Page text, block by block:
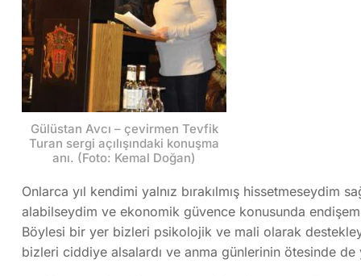
Gülüstan Avcı – çevirmen Tevfik
Turan sergi açılışındaki konuşma
anı. (Foto: Kemal Doğan)
Onlarca yıl kendimi yalnız bırakılmış hissetmeseydim
alabilseydim ve ekonomik güvence konusunda
Böylesi bir yer bizleri psikolojik ve mali olarak
bizleri ciddiye alsalardı ve anma günlerinin ötesinde de